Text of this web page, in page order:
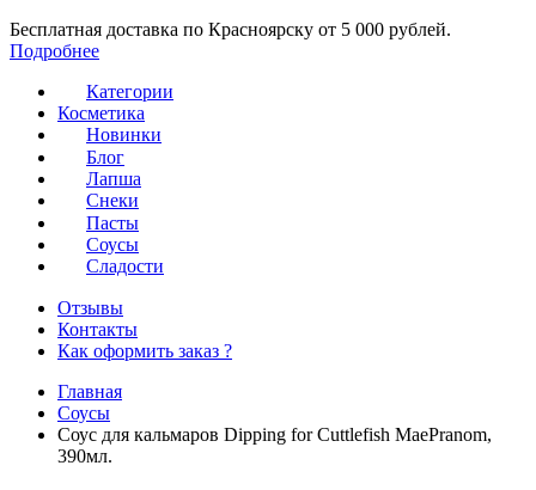
Бесплатная доставка по Красноярску от 5 000 рублей.
Подробнее
Категории
Косметика
Новинки
Блог
Лапша
Снеки
Пасты
Соусы
Сладости
Отзывы
Контакты
Как оформить заказ ?
Главная
Соусы
Соус для кальмаров Dipping for Cuttlefish MaePranom,
390мл.